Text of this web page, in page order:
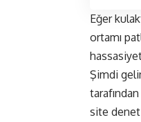
Eğer
ortamı
Şimdi
site